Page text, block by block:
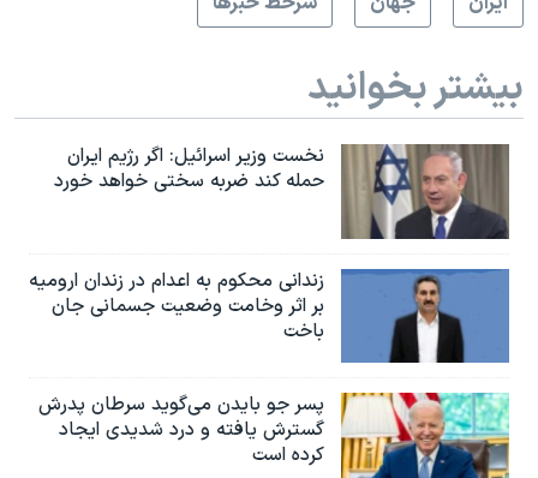
بیشتر بخوانید
نخست وزیر اسرائيل: اگر رژیم ایران
حمله کند ضربه سختی خواهد خورد
زندانی محکوم به اعدام در زندان ارومیه
بر اثر وخامت وضعیت جسمانی جان
باخت
پسر جو بایدن می‌گوید سرطان پدرش
گسترش یافته و درد شدیدی ایجاد
کرده است